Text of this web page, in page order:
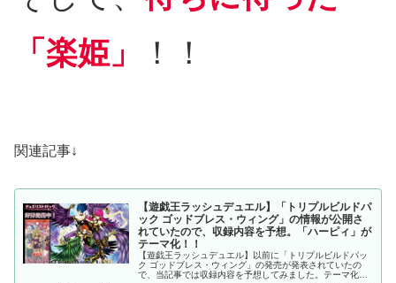
「楽姫」
！！
関連記事↓
【遊戯王ラッシュデュエル】「トリプルビルドパ
ック ゴッドブレス・ウィング」の情報が公開さ
れていたので、収録内容を予想。「ハーピィ」が
テーマ化！！
【遊戯王ラッシュデュエル】以前に「トリプルビルドパッ
ク ゴッドブレス・ウィング」の発売が発表されていたの
で、当記事では収録内容を予想してみました。テーマ化が